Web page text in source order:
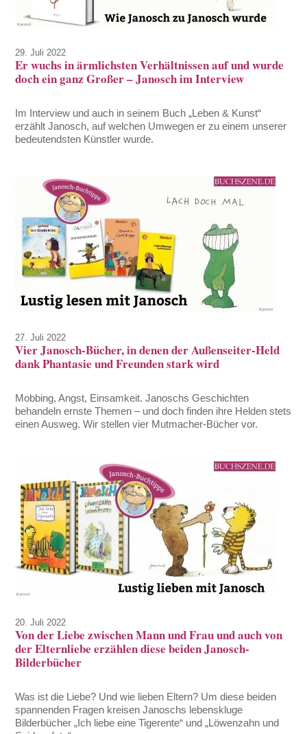
29. Juli 2022
Er wuchs in ärmlichsten Verhältnissen auf und wurde
doch ein ganz Großer – Janosch im Interview
Im Interview und auch in seinem Buch „Leben & Kunst“
erzählt Janosch, auf welchen Umwegen er zu einem unserer
bedeutendsten Künstler wurde.
27. Juli 2022
Vier Janosch-Bücher, in denen der Außenseiter-Held
dank Phantasie und Freunden stark wird
Mobbing, Angst, Einsamkeit. Janoschs Geschichten
behandeln ernste Themen – und doch finden ihre Helden stets
einen Ausweg. Wir stellen vier Mutmacher-Bücher vor.
20. Juli 2022
Von der Liebe zwischen Mann und Frau und auch von
der Elternliebe erzählen diese beiden Janosch-
Bilderbücher
Was ist die Liebe? Und wie lieben Eltern? Um diese beiden
spannenden Fragen kreisen Janoschs lebenskluge
Bilderbücher „Ich liebe eine Tigerente“ und „Löwenzahn und